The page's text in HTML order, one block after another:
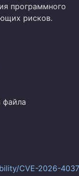
программного
рисков.
файла
CVE-2026-